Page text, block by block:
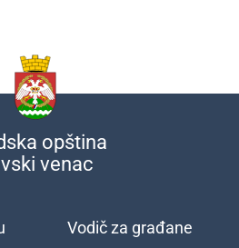
opština
venac
Vodič za građane